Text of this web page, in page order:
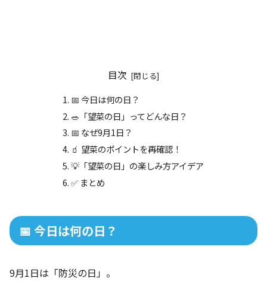
目次
📅 今日は何の日？
🥗「望菜の日」ってどんな日？
📅 なぜ9月1日？
🧃 望菜のポイントを再確認！
💡「望菜の日」の楽しみ方アイデア
✅ まとめ
📅 今日は何の日？
9月1日は「防災の日」。